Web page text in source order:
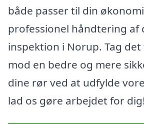
både passer til din
professionel håndtering af
inspektion i Norup. Tag
mod en bedre og mere
dine rør ved at udfylde
lad os gøre arbejdet for dig!